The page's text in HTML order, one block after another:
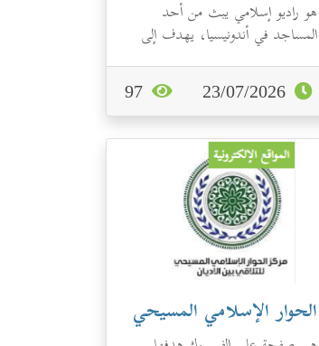
هو راديو إسلامي يبث من أحد
المساجد في أندونيسيا، يهدف إلى
تعزيز الإيمان باعتباره إذاعة دينية
وإذاعة...
الحوار الإسلامي المسيحي